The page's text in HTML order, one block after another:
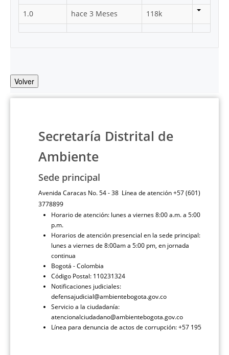
1.0
hace 3 Meses 118k
Volver
Secretaría Distrital de
Ambiente
Sede principal
Avenida Caracas No. 54 - 38 Línea de atención +57 (601)
3778899
Horario de atención: lunes a viernes 8:00 a.m. a 5:00
p.m.
Horarios de atención presencial en la sede principal:
lunes a viernes de 8:00am a 5:00 pm, en jornada
continua
Bogotá - Colombia
Código Postal: 110231324
Notificaciones judiciales:
defensajudicial@ambientebogota.gov.co
Servicio a la ciudadanía:
atencionalciudadano@ambientebogota.gov.co
Línea para denuncia de actos de corrupción: +57 195